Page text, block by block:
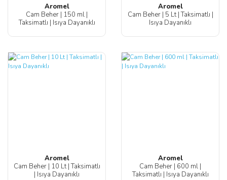
Aromel
Cam Beher | 150 ml |
Taksimatlı | Isıya Dayanıklı
Aromel
Cam Beher | 5 Lt | Taksimatlı |
Isıya Dayanıklı
Aromel
Cam Beher | 10 Lt | Taksimatlı
| Isıya Dayanıklı
Aromel
Cam Beher | 600 ml |
Taksimatlı | Isıya Dayanıklı